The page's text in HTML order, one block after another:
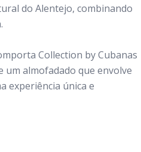
do Alentejo, combinando
Collection by Cubanas
almofadado que envolve
experiência única e